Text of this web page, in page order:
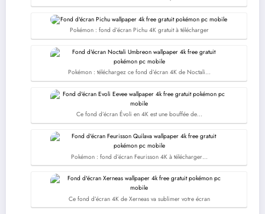
Pokémon : fond d’écran Pichu 4K gratuit à télécharger
Pokémon : téléchargez ce fond d’écran 4K de Noctali…
Ce fond d’écran Évoli en 4K est une bouffée de…
Pokémon : fond d’écran Feurisson 4K à télécharger…
Ce fond d’écran 4K de Xerneas va sublimer votre écran